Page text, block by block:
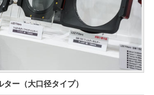
ー（大口径タイプ）